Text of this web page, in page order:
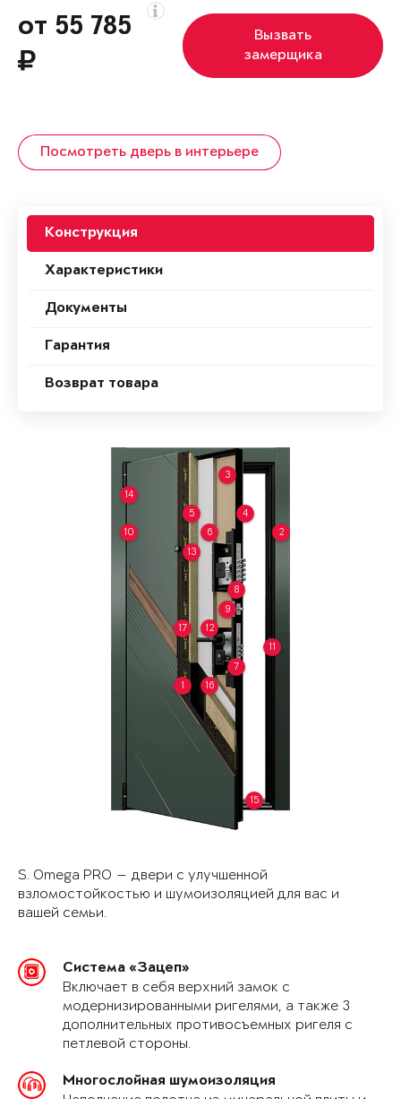
от 55 785
Вызвать
замерщика
Посмотреть дверь в интерьере
Конструкция
Характеристики
Документы
Гарантия
Возврат товара
1
2
3
4
5
6
7
8
9
10
11
12
13
14
15
16
17
S. Omega PRO — двери с улучшенной
взломостойкостью и шумоизоляцией для вас и
вашей семьи.
Система «Зацеп»
Включает в себя верхний замок с
модернизированными ригелями, а также 3
дополнительных противосъемных ригеля с
петлевой стороны.
Многослойная шумоизоляция